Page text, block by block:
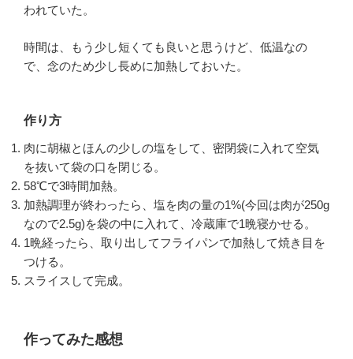
われていた。
時間は、もう少し短くても良いと思うけど、低温なの
で、念のため少し長めに加熱しておいた。
作り方
肉に胡椒とほんの少しの塩をして、密閉袋に入れて空気
を抜いて袋の口を閉じる。
58℃で3時間加熱。
加熱調理が終わったら、塩を肉の量の1%(今回は肉が250g
なので2.5g)を袋の中に入れて、冷蔵庫で1晩寝かせる。
1晩経ったら、取り出してフライパンで加熱して焼き目を
つける。
スライスして完成。
作ってみた感想